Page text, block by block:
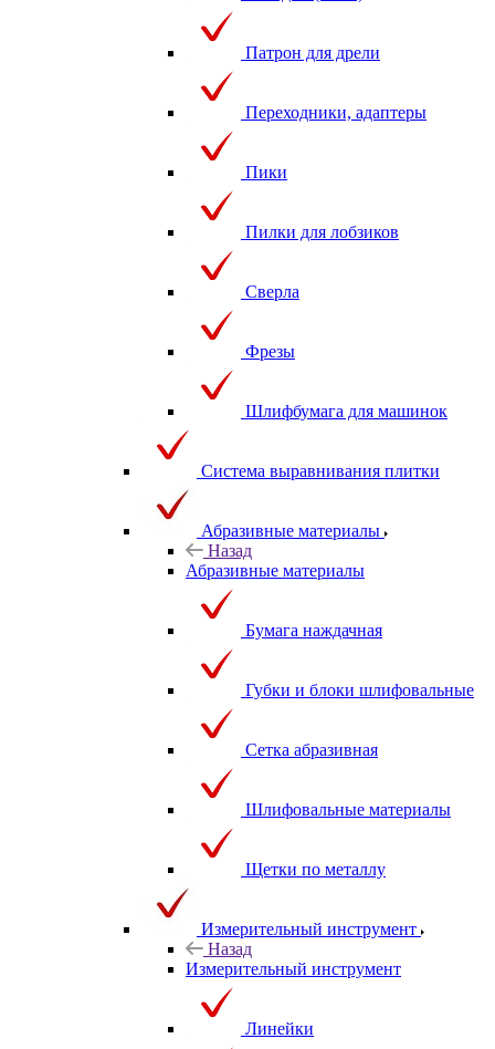
Патрон для дрели
Переходники, адаптеры
Пики
Пилки для лобзиков
Сверла
Фрезы
Шлифбумага для машинок
Система выравнивания плитки
Абразивные материалы
Назад
Абразивные материалы
Бумага наждачная
Губки и блоки шлифовальные
Сетка абразивная
Шлифовальные материалы
Щетки по металлу
Измерительный инструмент
Назад
Измерительный инструмент
Линейки